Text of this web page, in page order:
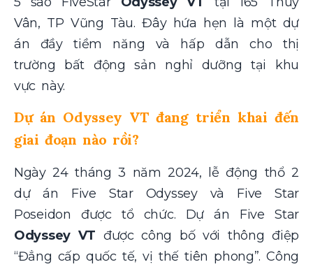
Vân, TP Vũng Tàu. Đây hứa hẹn là một dự
án đầy tiềm năng và hấp dẫn cho thị
trường bất động sản nghỉ dưỡng tại khu
vực này.
Dự án Odyssey VT đang triển khai đến
giai đoạn nào rồi?
Ngày 24 tháng 3 năm 2024, lễ động thổ 2
dự án Five Star Odyssey và Five Star
Poseidon được tổ chức. Dự án Five Star
Odyssey VT được công bố với thông điệp
“Đẳng cấp quốc tế, vị thế tiên phong”. Công